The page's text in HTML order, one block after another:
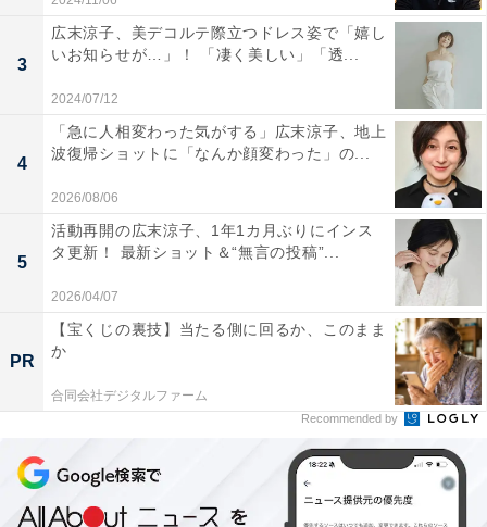
3
広末涼子、美デコルテ際立つドレス姿で「嬉し
いお知らせが…」！ 「凄く美しい」「透...
2024/07/12
4
「急に人相変わった気がする」広末涼子、地上
波復帰ショットに「なんか顔変わった」の...
2026/08/06
5
活動再開の広末涼子、1年1カ月ぶりにインス
タ更新！ 最新ショット＆“無言の投稿”...
2026/04/07
PR
【宝くじの裏技】当たる側に回るか、このまま
か
合同会社デジタルファーム
Recommended by